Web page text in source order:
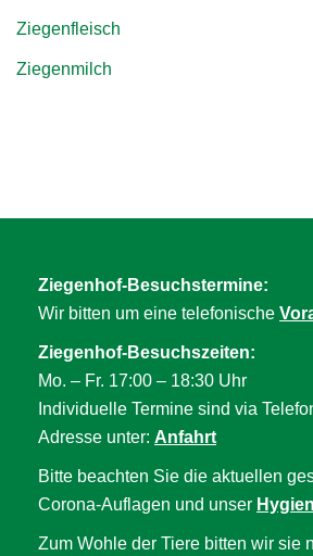
Ziegenfleisch
Ziegenmilch
Ziegenhof-Besuchstermine:
Wir bitten um eine telefonische
Ziegenhof-Besuchszeiten:
Mo. – Fr. 17:00 – 18:30 Uhr
Individuelle Termine sind via
Adresse unter: Anfahrt
Bitte beachten Sie die aktuellen
Corona-Auflagen und unser
Zum Wohle der Tiere bitten wir sie